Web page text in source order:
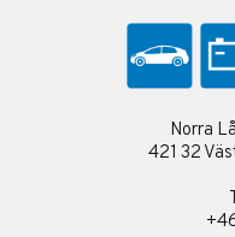
Norra
421 32